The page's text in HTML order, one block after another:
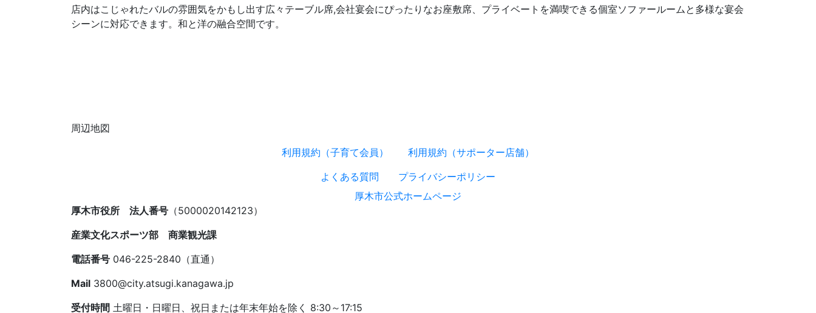
店内はこじゃれたバルの雰囲気をかもし出す広々テーブル席,会社宴会にぴったりなお座敷席、プライベートを満喫できる個室ソファールームと多様な宴会
シーンに対応できます。和と洋の融合空間です。
周辺地図
利用規約（子育て会員）
利用規約（サポーター店舗）
よくある質問
プライバシーポリシー
厚木市公式ホームページ
厚木市役所 法人番号 （5000020142123）
産業文化スポーツ部 商業観光課
電話番号 046-225-2840（直通）
Mail 3800@city.atsugi.kanagawa.jp
受付時間 土曜日・日曜日、祝日または年末年始を除く 8:30～17:15